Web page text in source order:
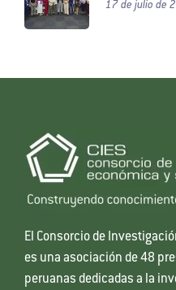
17 de julio de
El Consorcio de
es una asociación de 48
peruanas dedicadas a la